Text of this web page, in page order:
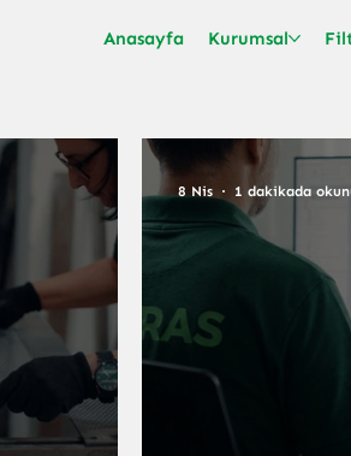
Anasayfa Kurumsal
8 Nis 1 dakikada